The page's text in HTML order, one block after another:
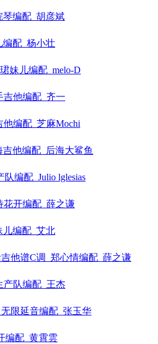
编配_胡彦斌
编配_杨小壮
妹儿编配_melo-D
他编配_齐一
编配_芝麻Mochi
他编配_后海大鲨鱼
编配_Julio lglesias
花开编配_薛之谦
儿编配_艾北
他谱C调_郑心情编配_薛之谦
产队编配_王杰
限延音编配_张玉华
编配_黄霄雲